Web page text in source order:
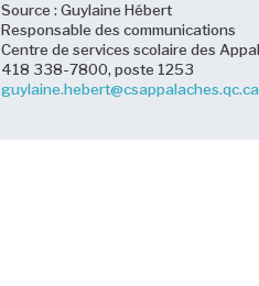
Source : Guylaine Hébert
Responsable des
Centre de services scolaire des
418 338-7800, poste 1253
guylaine.hebert@csappalaches.qc.ca